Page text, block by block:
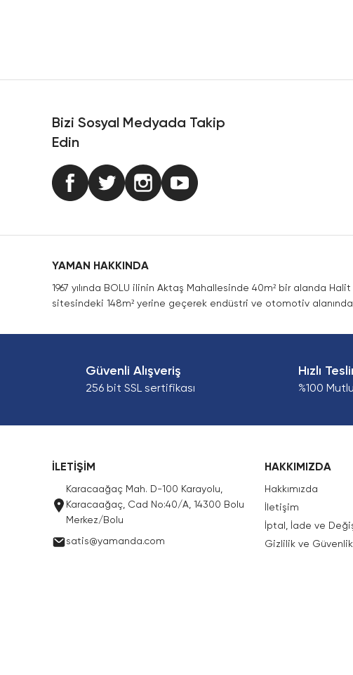
Bizi Sosyal Medyada Takip
Edin
YAMAN HAKKINDA
1967 yılında BOLU ilinin Aktaş Mahallesinde 40m² bir alanda
sitesindeki 148m² yerine geçerek endüstri ve otomotiv
Güvenli Alışveriş
256 bit SSL sertifikası
Hızlı
%100
İLETİŞİM
Karacaağaç Mah. D-100 Karayolu,
Karacaağaç, Cad No:40/A, 14300 Bolu
Merkez/Bolu
satis@yamanda.com
HAKKIMIZDA
Hakkımızda
İletişim
İptal, İade ve
Gizlilik ve Güvenlik